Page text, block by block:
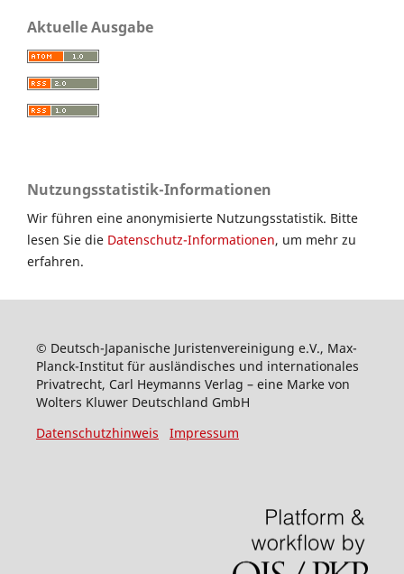
Aktuelle Ausgabe
Nutzungsstatistik-Informationen
Wir führen eine anonymisierte Nutzungsstatistik. Bitte
lesen Sie die Datenschutz-Informationen, um mehr zu
erfahren.
© Deutsch-Japanische Juristenvereinigung e.V., Max-
Planck-Institut für ausländisches und internationales
Privatrecht, Carl Heymanns Verlag – eine Marke von
Wolters Kluwer Deutschland GmbH
Datenschutzhinweis
Impressum